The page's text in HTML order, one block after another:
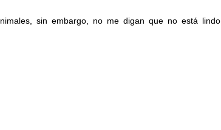
sin embargo, no me digan que no está lindo.